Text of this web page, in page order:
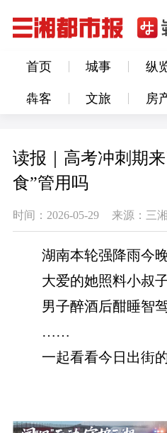
首页 城事 纵
犇客 文旅 房
读报｜高考冲刺期
食”管用吗
时间：2026-05-29 来源：三
湖南本轮强降雨今
大爱的她照料小叔
男子醉酒后酣睡智
……
一起看看今日出街